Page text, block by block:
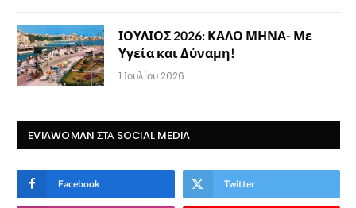
ΙΟΥΛΙΟΣ 2026: ΚΑΛΟ ΜΗΝΑ- Με
Υγεία και Δύναμη!
1 Ιουλίου 2026
EVIAWOMAN ΣΤΑ SOCIAL MEDIA
Facebook Twitter